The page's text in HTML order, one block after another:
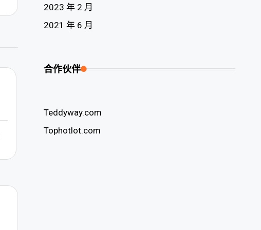
2023 年 2 月
2021 年 6 月
合作伙伴
Teddyway.com
Tophotlot.com